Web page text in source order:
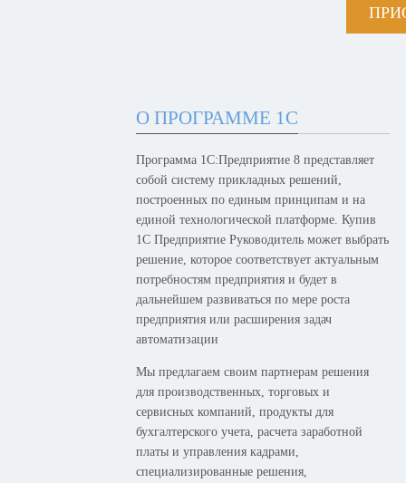
О ПРОГРАММЕ 1С
Программа 1С:Предприятие 8 представляет
собой систему прикладных решений,
построенных по единым принципам и на
единой технологической платформе. Купив
1С Предприятие Руководитель может выбрать
решение, которое соответствует актуальным
потребностям предприятия и будет в
дальнейшем развиваться по мере роста
предприятия или расширения задач
автоматизации
Мы предлагаем своим партнерам решения
для производственных, торговых и
сервисных компаний, продукты для
бухгалтерского учета, расчета заработной
платы и управления кадрами,
специализированные решения,